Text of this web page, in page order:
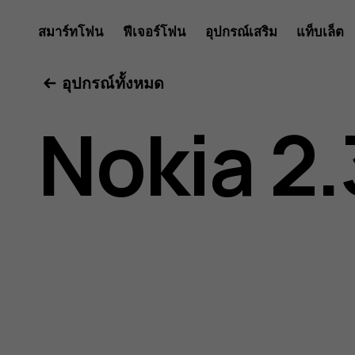
คู่มือ
ผู้
ใช้
สมาร์ทโฟน ฟีเจอร์โฟน อุปกรณ์เสริม แท็บเล็ต
อุปกรณ์ทั้งหมด
Nokia